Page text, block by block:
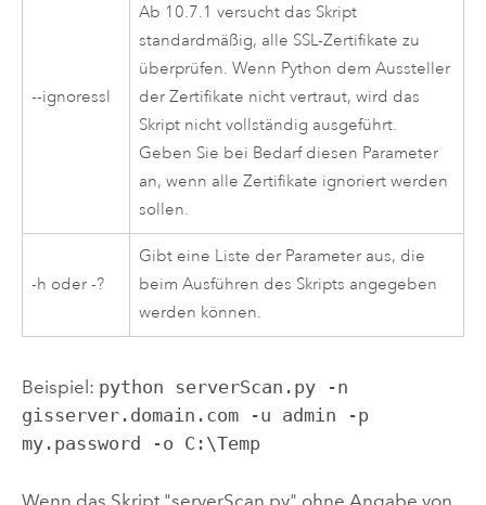
--ignoressl
Ab 10.7.1 versucht das Skript
standardmäßig, alle SSL-Zertifikate zu
überprüfen. Wenn Python dem Aussteller
der Zertifikate nicht vertraut, wird das
Skript nicht vollständig ausgeführt.
Geben Sie bei Bedarf diesen Parameter
an, wenn alle Zertifikate ignoriert werden
sollen.
-h oder -?
Gibt eine Liste der Parameter aus, die
beim Ausführen des Skripts angegeben
werden können.
Beispiel: python serverScan.py -n
gisserver.domain.com -u admin -p
my.password -o C:\Temp
Wenn das Skript "serverScan.py" ohne Angabe von